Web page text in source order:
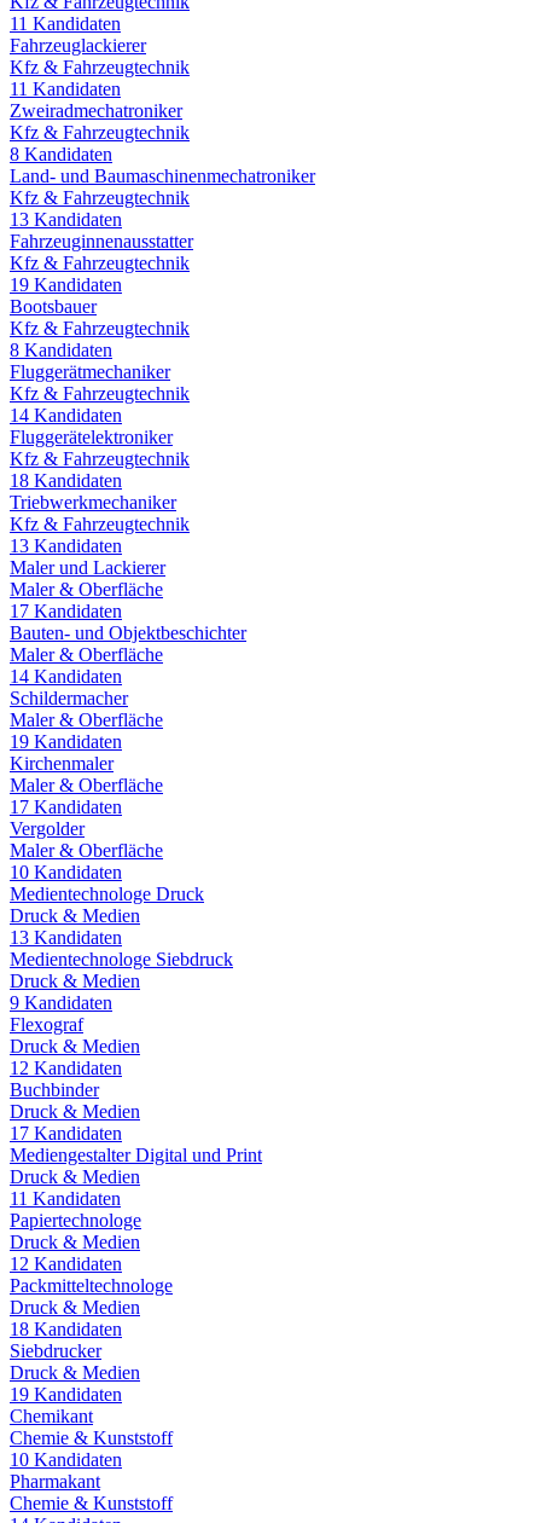
11 Kandidaten
Fahrzeuglackierer
Kfz & Fahrzeugtechnik
11 Kandidaten
Zweiradmechatroniker
Kfz & Fahrzeugtechnik
8 Kandidaten
Land- und Baumaschinenmechatroniker
Kfz & Fahrzeugtechnik
13 Kandidaten
Fahrzeuginnenausstatter
Kfz & Fahrzeugtechnik
19 Kandidaten
Bootsbauer
Kfz & Fahrzeugtechnik
8 Kandidaten
Fluggerätmechaniker
Kfz & Fahrzeugtechnik
14 Kandidaten
Fluggerätelektroniker
Kfz & Fahrzeugtechnik
18 Kandidaten
Triebwerkmechaniker
Kfz & Fahrzeugtechnik
13 Kandidaten
Maler und Lackierer
Maler & Oberfläche
17 Kandidaten
Bauten- und Objektbeschichter
Maler & Oberfläche
14 Kandidaten
Schildermacher
Maler & Oberfläche
19 Kandidaten
Kirchenmaler
Maler & Oberfläche
17 Kandidaten
Vergolder
Maler & Oberfläche
10 Kandidaten
Medientechnologe Druck
Druck & Medien
13 Kandidaten
Medientechnologe Siebdruck
Druck & Medien
9 Kandidaten
Flexograf
Druck & Medien
12 Kandidaten
Buchbinder
Druck & Medien
17 Kandidaten
Mediengestalter Digital und Print
Druck & Medien
11 Kandidaten
Papiertechnologe
Druck & Medien
12 Kandidaten
Packmitteltechnologe
Druck & Medien
18 Kandidaten
Siebdrucker
Druck & Medien
19 Kandidaten
Chemikant
Chemie & Kunststoff
10 Kandidaten
Pharmakant
Chemie & Kunststoff